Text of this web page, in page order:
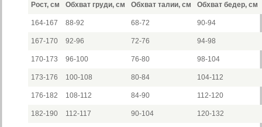
Рост, см Обхват груди, см Обхват талии, см Обхват бедер, см
164-167 88-92 68-72 90-94
167-170 92-96 72-76 94-98
170-173 96-100 76-80 98-104
173-176 100-108 80-84 104-112
176-182 108-112 84-90 112-120
182-190 112-117 90-104 120-132